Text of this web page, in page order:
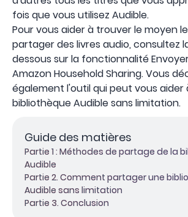
fois que vous utilisez Audible.
Pour vous aider à trouver le moyen
partager des livres audio, consultez
dessous sur la fonctionnalité
Amazon Household Sharing. Vous
également l'outil qui peut vous aider
bibliothèque Audible sans limitation.
Guide des matières
Partie 1 : Méthodes de partage de la
Audible
Partie 2. Comment partager une
Audible sans limitation
Partie 3. Conclusion